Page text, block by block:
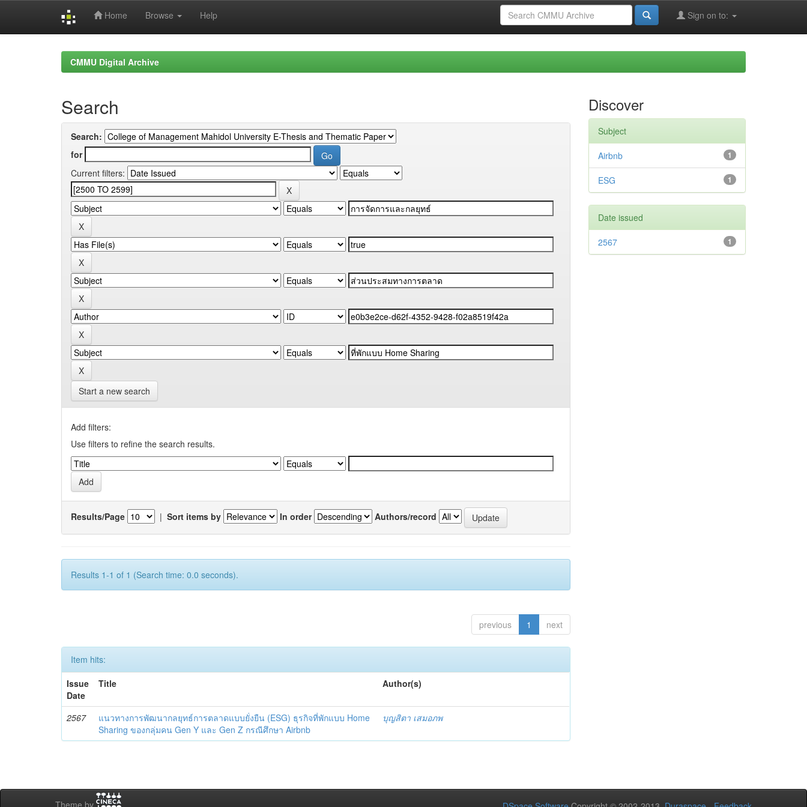
Home Browse Help Sign on to:
CMMU Digital Archive
Search
Search:
for
Current filters:
Start a new search
Add filters:
Use filters to refine the search results.
Results/Page | Sort items by In order Authors/record
Results 1-1 of 1 (Search time: 0.0 seconds).
previous 1 next
Item hits:
Issue
Date
Title Author(s)
2567
แนวทางการพัฒนากลยุทธ์การตลาดแบบยั่งยืน (ESG) ธุรกิจที่พักแบบ Home
Sharing ของกลุ่มคน Gen Y และ Gen Z กรณีศึกษา Airbnb
บุญสิตา เสมอภพ
Discover
Subject
1
Airbnb
1
ESG
Date issued
1
2567